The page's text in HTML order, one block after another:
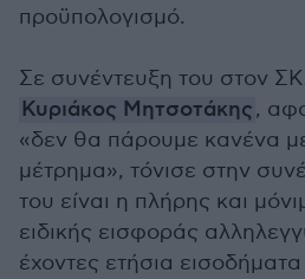
προϋπολογισμό.
Σε συνέντευξη του στον
Κυριάκος Μητσοτάκης,
«δεν θα πάρουμε κανένα
μέτρημα», τόνισε στην
του είναι η πλήρης και
ειδικής εισφοράς
έχοντες ετήσια εισοδήματα